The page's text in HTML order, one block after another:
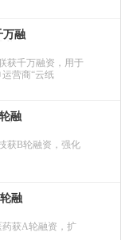
万融
纪
产
用于
获千万融资，用于
营商“云纸
融
；
用户
用于
获B轮融资，强化
融
纪
参
市场
获A轮融资，扩